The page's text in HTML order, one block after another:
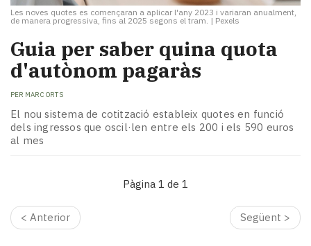
Les noves quotes es començaran a aplicar l'any 2023 i variaran anualment,
de manera progressiva, fins al 2025 segons el tram. | Pexels
Guia per saber quina quota
d'autònom pagaràs
PER MARC ORTS
El nou sistema de cotització estableix quotes en funció
dels ingressos que oscil·len entre els 200 i els 590 euros
al mes
Pàgina 1 de 1
< Anterior Següent >